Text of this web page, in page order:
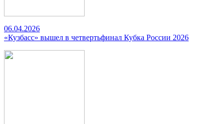
06.04.2026
«Кузбасс» вышел в четвертьфинал Кубка России 2026